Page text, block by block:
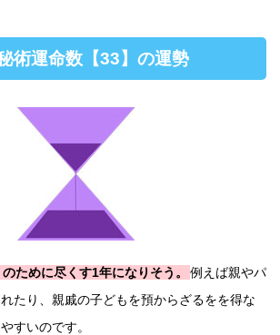
術運命数【33】の運勢
ために尽くす1年になりそう。
例えば親やパ
たり、親戚の子どもを預からざるをを得な
すいのです。